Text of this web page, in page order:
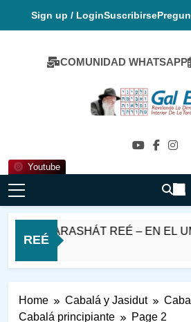
Sign up / LoginSuscribirse
COMUNIDAD WHATSAPP
Youtube
Gal
REÉ
PARASHÁT REÉ – EN EL
Home Cabalá y Jasidut
Cabalá principiante
Page 2